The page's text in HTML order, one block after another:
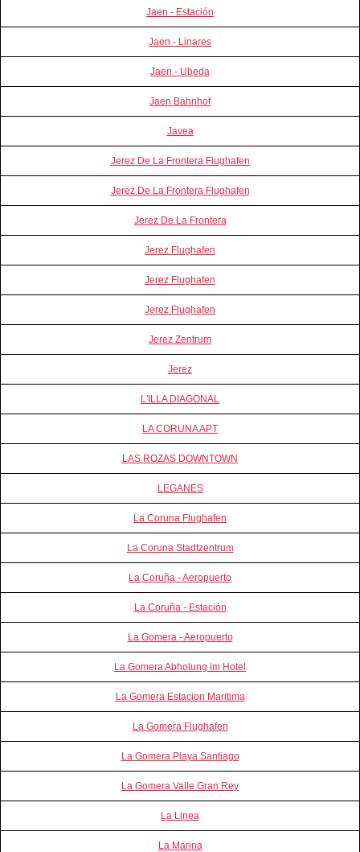
Jaen - Estación
Jaen - Linares
Jaen - Ubeda
Jaen Bahnhof
Javea
Jerez De La Frontera Flughafen
Jerez De La Frontera Flughafen
Jerez De La Frontera
Jerez Flughafen
Jerez Flughafen
Jerez Flughafen
Jerez Zentrum
Jerez
L'ILLA DIAGONAL
LA CORUNA APT
LAS ROZAS DOWNTOWN
LEGANES
La Coruna Flughafen
La Coruna Stadtzentrum
La Coruña - Aeropuerto
La Coruña - Estación
La Gomera - Aeropuerto
La Gomera Abholung im Hotel
La Gomera Estacion Maritima
La Gomera Flughafen
La Gomera Playa Santiago
La Gomera Valle Gran Rey
La Linea
La Marina